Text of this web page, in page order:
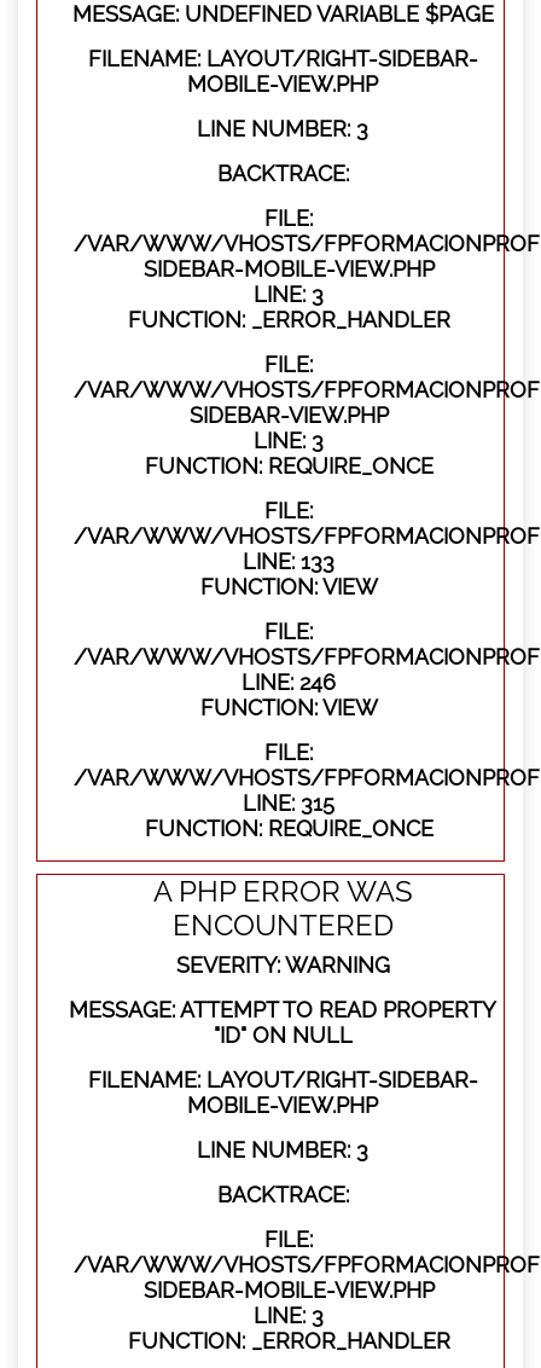
MESSAGE: UNDEFINED VARIABLE $PAGE
FILENAME: LAYOUT/RIGHT-SIDEBAR-
MOBILE-VIEW.PHP
LINE NUMBER: 3
BACKTRACE:
FILE:
/VAR/WWW/VHOSTS/
SIDEBAR-MOBILE-VIEW.PHP
LINE: 3
FUNCTION: _ERROR_HANDLER
FILE:
/VAR/WWW/VHOSTS/
SIDEBAR-VIEW.PHP
LINE: 3
FUNCTION: REQUIRE_ONCE
FILE:
/VAR/WWW/VHOSTS/
LINE: 133
FUNCTION: VIEW
FILE:
/VAR/WWW/VHOSTS/
LINE: 246
FUNCTION: VIEW
FILE:
/VAR/WWW/VHOSTS/
LINE: 315
FUNCTION: REQUIRE_ONCE
A PHP ERROR WAS
ENCOUNTERED
SEVERITY: WARNING
MESSAGE: ATTEMPT TO READ PROPERTY
"ID" ON NULL
FILENAME: LAYOUT/RIGHT-SIDEBAR-
MOBILE-VIEW.PHP
LINE NUMBER: 3
BACKTRACE:
FILE:
/VAR/WWW/VHOSTS/
SIDEBAR-MOBILE-VIEW.PHP
LINE: 3
FUNCTION: _ERROR_HANDLER